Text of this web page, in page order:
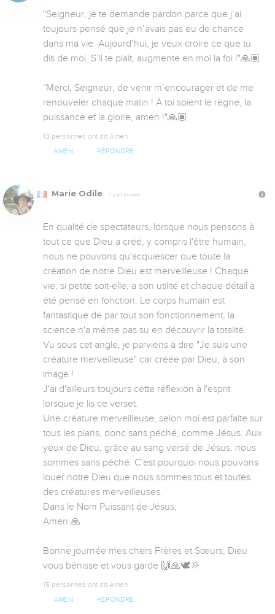
"Seigneur, je te demande pardon parce que j’ai
toujours pensé que je n’avais pas eu de chance
dans ma vie. Aujourd’hui, je veux croire ce que tu
dis de moi. S’il te plaît, augmente en moi la foi !"🙏🏾
​​"Merci, Seigneur, de venir m’encourager et de me
renouveler chaque matin ! À toi soient le règne, la
puissance et la gloire, amen !"🙏🏾
13 personnes ont dit Amen
AMEN RÉPONDRE
Marie Odile Il y a 1 année
En qualité de spectateurs, lorsque nous pensons à
tout ce que Dieu a créé, y compris l'être humain,
nous ne pouvons qu'acquiescer que toute la
création de notre Dieu est merveilleuse ! Chaque
vie, si petite soit-elle, a son utilité et chaque détail a
été pensé en fonction. Le corps humain est
fantastique de par tout son fonctionnement, la
science n'a même pas su en découvrir la totalité.
Vu sous cet angle, je parviens à dire "Je suis une
créature merveilleuse" car créée par Dieu, à son
image !
J'ai d'ailleurs toujours cette réflexion à l'esprit
lorsque je lis ce verset.
Une créature merveilleuse, selon moi est parfaite sur
tous les plans, donc sans péché, comme Jésus. Aux
yeux de Dieu, grâce au sang versé de Jésus, nous
sommes sans péché. C'est pourquoi nous pouvons
louer notre Dieu que nous sommes tous et toutes
des créatures merveilleuses.
Dans le Nom Puissant de Jésus,
Amen 🙏
Bonne journée mes chers Frères et Sœurs, Dieu
vous bénisse et vous garde 🙌🙏🕊️🌞
15 personnes ont dit Amen
AMEN RÉPONDRE